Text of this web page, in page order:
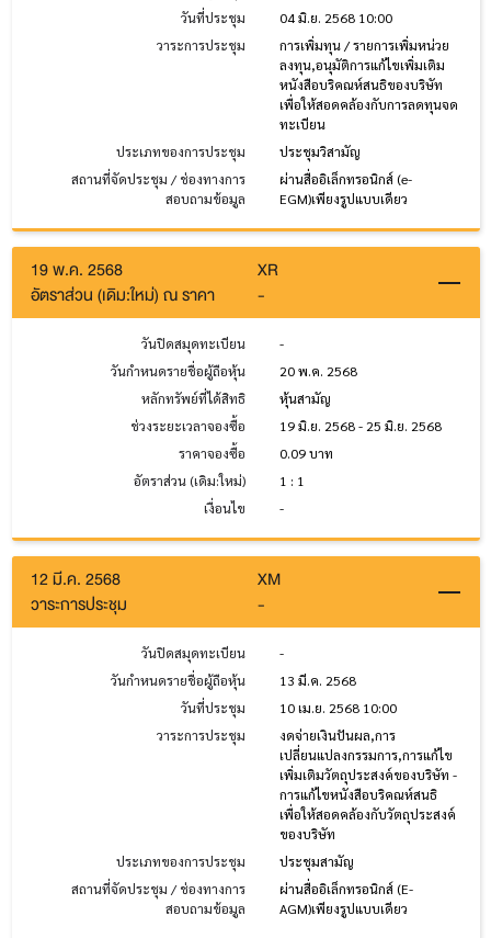
วันที่ประชุม
04 มิ.ย. 2568 10:00
วาระการประชุม
การเพิ่มทุน / รายการเพิ่มหน่วย
ลงทุน,อนุมัติการแก้ไขเพิ่มเติม
หนังสือบริคณห์สนธิของบริษัท
เพื่อให้สอดคล้องกับการลดทุนจด
ทะเบียน
ประเภทของการประชุม
ประชุมวิสามัญ
สถานที่จัดประชุม / ช่องทางการ
สอบถามข้อมูล
ผ่านสื่ออิเล็กทรอนิกส์ (e-
EGM)เพียงรูปแบบเดียว
19 พ.ค. 2568
XR
อัตราส่วน (เดิม:ใหม่) ณ ราคา
-
วันปิดสมุดทะเบียน
-
วันกำหนดรายชื่อผู้ถือหุ้น
20 พ.ค. 2568
หลักทรัพย์ที่ได้สิทธิ
หุ้นสามัญ
ช่วงระยะเวลาจองซื้อ
19 มิ.ย. 2568 - 25 มิ.ย. 2568
ราคาจองซื้อ
0.09 บาท
อัตราส่วน (เดิม:ใหม่)
1 : 1
เงื่อนไข
-
12 มี.ค. 2568
XM
วาระการประชุม
-
วันปิดสมุดทะเบียน
-
วันกำหนดรายชื่อผู้ถือหุ้น
13 มี.ค. 2568
วันที่ประชุม
10 เม.ย. 2568 10:00
วาระการประชุม
งดจ่ายเงินปันผล,การ
เปลี่ยนแปลงกรรมการ,การแก้ไข
เพิ่มเติมวัตถุประสงค์ของบริษัท -
การแก้ไขหนังสือบริคณห์สนธิ
เพื่อให้สอดคล้องกับวัตถุประสงค์
ของบริษัท
ประเภทของการประชุม
ประชุมสามัญ
สถานที่จัดประชุม / ช่องทางการ
สอบถามข้อมูล
ผ่านสื่ออิเล็กทรอนิกส์ (E-
AGM)เพียงรูปแบบเดียว